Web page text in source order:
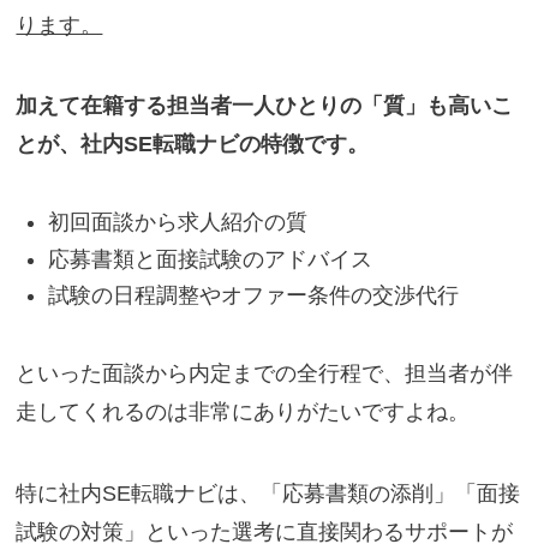
ります。
加えて在籍する担当者一人ひとりの「質」も高いこ
とが、社内SE転職ナビの特徴です。
初回面談から求人紹介の質
応募書類と面接試験のアドバイス
試験の日程調整やオファー条件の交渉代行
といった面談から内定までの全行程で、担当者が伴
走してくれるのは非常にありがたいですよね。
特に社内SE転職ナビは、「応募書類の添削」「面接
試験の対策」といった選考に直接関わるサポートが